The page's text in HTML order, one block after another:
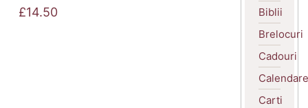
£14.50
Biblii
Brelocuri
Cadouri
Calendare
Carti